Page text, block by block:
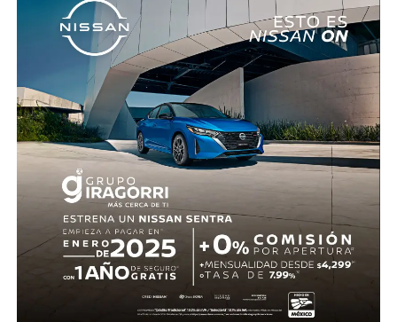
al Ambiente, la Fiscalía General del Estado y los
municipios, en particular al Ayuntamiento de Jojutla, a
reforzar la supervisión en eventos con animales e
investigar posibles irregularidades. Asimismo, contó con
el respaldo de diversas y diversos legisladores, quienes
coincidieron en que es necesario fortalecer la aplicación
de la ley para evitar que se repitan este tipo de hechos.